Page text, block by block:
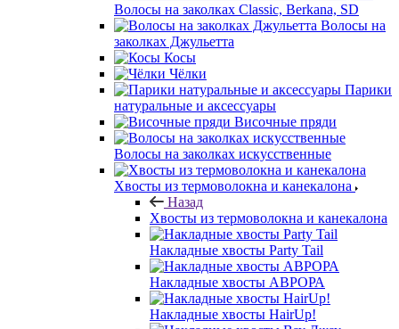
Волосы на заколках Classic, Berkana, SD
Волосы на
заколках Джульетта
Косы
Чёлки
Парики
натуральные и аксессуары
Височные пряди
Волосы на заколках искусственные
Хвосты из термоволокна и канекалона
Назад
Хвосты из термоволокна и канекалона
Накладные хвосты Party Tail
Накладные хвосты АВРОРА
Накладные хвосты HairUp!